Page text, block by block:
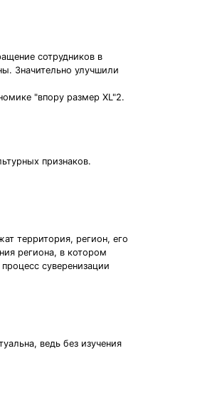
сотрудников в
Значительно улучшили
"впору размер XL"2.
признаков.
территория, регион, его
региона, в котором
суверенизации
ведь без изучения